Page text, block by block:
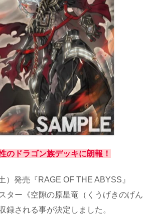
のドラゴン族デッキに朗報！
）発売『RAGE OF THE ABYSS』
ター《空隙の原星竜（くうげきのげん
録される事が決定しました。